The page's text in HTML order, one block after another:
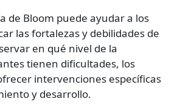
de Bloom puede ayudar a los
las fortalezas y debilidades de
en qué nivel de la
tienen dificultades, los
intervenciones específicas
y desarrollo.